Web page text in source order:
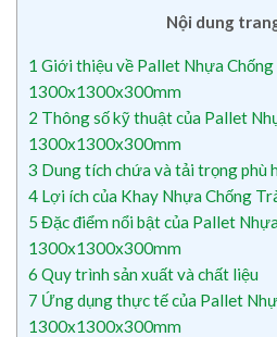
Nội dung
1 Giới thiệu về Pallet Nhựa Chống
1300x1300x300mm
2 Thông số kỹ thuật của Pallet
1300x1300x300mm
3 Dung tích chứa và tải trọng phù
4 Lợi ích của Khay Nhựa Chống
5 Đặc điểm nổi bật của Pallet
1300x1300x300mm
6 Quy trình sản xuất và chất liệu
7 Ứng dụng thực tế của Pallet
1300x1300x300mm